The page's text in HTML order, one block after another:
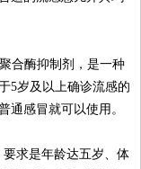
合酶抑制剂，是一种
5岁及以上确诊流感的
通感冒就可以使用。
求是年龄达五岁、体